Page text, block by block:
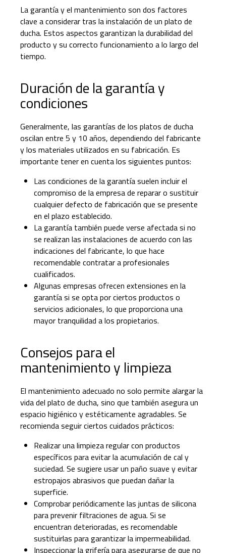
La garantía y el mantenimiento son dos factores
clave a considerar tras la instalación de un plato de
ducha. Estos aspectos garantizan la durabilidad del
producto y su correcto funcionamiento a lo largo del
tiempo.
Duración de la garantía y
condiciones
Generalmente, las garantías de los platos de ducha
oscilan entre 5 y 10 años, dependiendo del fabricante
y los materiales utilizados en su fabricación. Es
importante tener en cuenta los siguientes puntos:
Las condiciones de la garantía suelen incluir el
compromiso de la empresa de reparar o sustituir
cualquier defecto de fabricación que se presente
en el plazo establecido.
La garantía también puede verse afectada si no
se realizan las instalaciones de acuerdo con las
indicaciones del fabricante, lo que hace
recomendable contratar a profesionales
cualificados.
Algunas empresas ofrecen extensiones en la
garantía si se opta por ciertos productos o
servicios adicionales, lo que proporciona una
mayor tranquilidad a los propietarios.
Consejos para el
mantenimiento y limpieza
El mantenimiento adecuado no solo permite alargar la
vida del plato de ducha, sino que también asegura un
espacio higiénico y estéticamente agradables. Se
recomienda seguir ciertos cuidados prácticos:
Realizar una limpieza regular con productos
específicos para evitar la acumulación de cal y
suciedad. Se sugiere usar un paño suave y evitar
estropajos abrasivos que puedan dañar la
superficie.
Comprobar periódicamente las juntas de silicona
para prevenir filtraciones de agua. Si se
encuentran deterioradas, es recomendable
sustituirlas para garantizar la impermeabilidad.
Inspeccionar la grifería para asegurarse de que no